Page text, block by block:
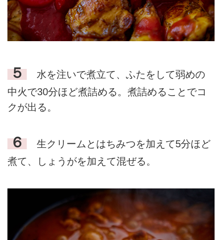
５
水を注いで煮立て、ふたをして弱めの
中火で30分ほど煮詰める。煮詰めることでコ
クが出る。
６
生クリームとはちみつを加えて5分ほど
煮て、しょうがを加えて混ぜる。